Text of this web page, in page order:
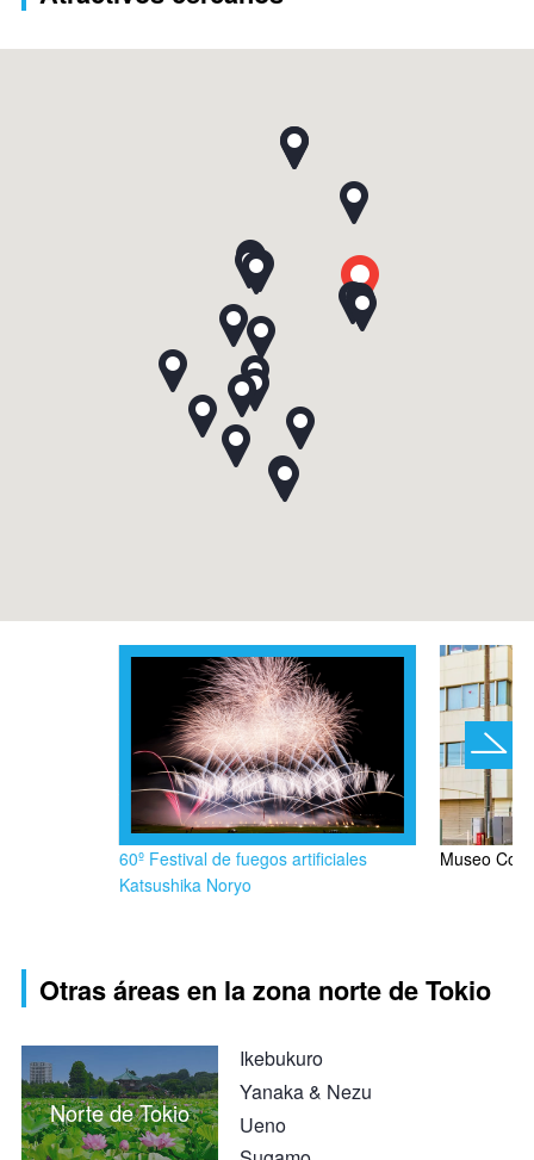
60º Festival de fuegos artificiales
Katsushika Noryo
Museo
Otras áreas en la zona norte de Tokio
Norte de Tokio
Ikebukuro
Yanaka & Nezu
Ueno